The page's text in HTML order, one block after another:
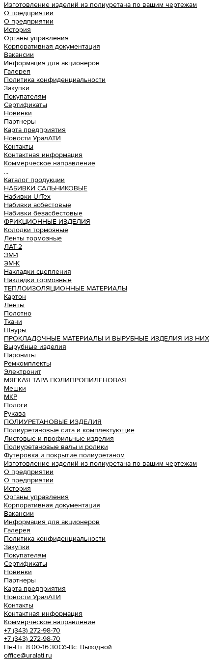
Изготовление изделий из полиуретана по вашим чертежам
О предприятии
О предприятии
История
Органы управления
Корпоративная документация
Вакансии
Информация для акционеров
Галерея
Политика конфиденциальности
Закупки
Покупателям
Сертификаты
Новинки
Партнеры
Карта предприятия
Новости УралАТИ
Контакты
Контактная информация
Коммерческое направление
...
Каталог продукции
НАБИВКИ САЛЬНИКОВЫЕ
Набивки UrTex
Набивки асбестовые
Набивки безасбестовые
ФРИКЦИОННЫЕ ИЗДЕЛИЯ
Колодки тормозные
Ленты тормозные
ЛАТ-2
ЭМ-1
ЭМ-К
Накладки сцепления
Накладки тормозные
ТЕПЛОИЗОЛЯЦИОННЫЕ МАТЕРИАЛЫ
Картон
Ленты
Полотно
Ткани
Шнуры
ПРОКЛАДОЧНЫЕ МАТЕРИАЛЫ И ВЫРУБНЫЕ ИЗДЕЛИЯ ИЗ НИХ
Вырубные изделия
Парониты
Ремкомплекты
Электронит
МЯГКАЯ ТАРА ПОЛИПРОПИЛЕНОВАЯ
Мешки
МКР
Пологи
Рукава
ПОЛИУРЕТАНОВЫЕ ИЗДЕЛИЯ
Полиуретановые сита и комплектующие
Листовые и профильные изделия
Полиуретановые валы и ролики
Футеровка и покрытие полиуретаном
Изготовление изделий из полиуретана по вашим чертежам
О предприятии
О предприятии
История
Органы управления
Корпоративная документация
Вакансии
Информация для акционеров
Галерея
Политика конфиденциальности
Закупки
Покупателям
Сертификаты
Новинки
Партнеры
Карта предприятия
Новости УралАТИ
Контакты
Контактная информация
Коммерческое направление
+7 (343) 272-98-70
+7 (343) 272-98-70
Пн-Пт: 8:00-16:30Cб-Вс: Выходной
office@uralati.ru